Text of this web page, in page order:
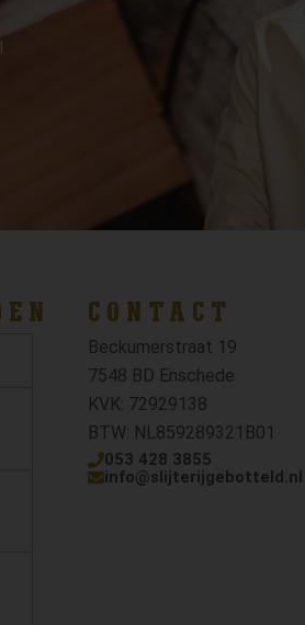
CONTACT
Beckumerstraat 19
7548 BD Enschede
KVK: 72929138
BTW: NL859289321B01
053 428 3855
info@slijterijgebotteld.nl